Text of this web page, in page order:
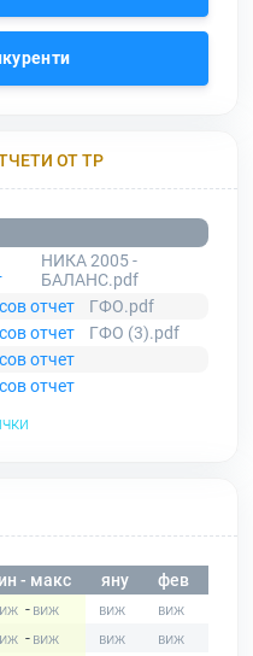
ОТ ТР
НИКА 2005 -
БАЛАНС.pdf
отчет
ГФО.pdf
отчет
ГФО (3).pdf
отчет
отчет
- макс яну фев
-
-